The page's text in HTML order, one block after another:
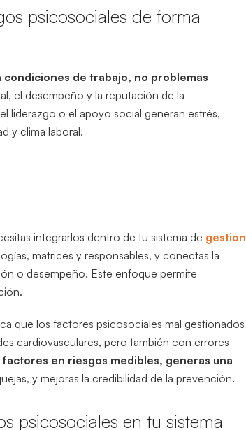
psicosociales de forma
de trabajo, no problemas
el desempeño y la reputación de la
liderazgo o el apoyo social generan estrés,
y clima laboral.
integrarlos dentro de tu sistema de gestión
matrices y responsables, y conectas la
o desempeño. Este enfoque permite
que los factores psicosociales mal gestionados
cardiovasculares, pero también con errores
en riesgos medibles, generas una
y mejoras la credibilidad de la prevención.
psicosociales en tu sistema